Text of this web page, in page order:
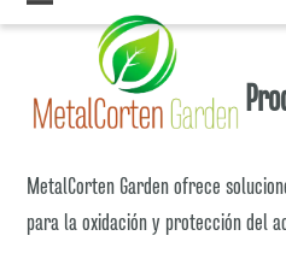
Open
menu
Close
menu
MetalCorten Garden ofrece
para la oxidación y protección del